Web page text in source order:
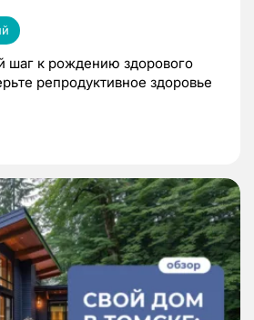
шаг к рождению здорового
репродуктивное здоровье